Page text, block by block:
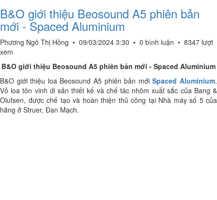
B&O giới thiệu Beosound A5 phiên bản
mới - Spaced Aluminium
Phương Ngô Thị Hồng • 09/03/2024 3:30 • 0 bình luận • 8347 lượt
xem
B&O giới thiệu Beosound A5 phiên bản mới - Spaced Aluminium
B&O giới thiệu loa Beosound A5 phiên bản mớiSpaced Aluminium.
Vỏ loa tôn vinh di sản thiết kế và chế tác nhôm xuất sắc của Bang &
Olufsen, được chế tạo và hoàn thiện thủ công tại Nhà máy số 5 của
hãng ở Struer, Đan Mạch.